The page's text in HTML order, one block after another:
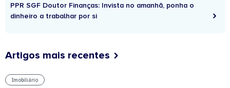
PPR SGF Doutor Finanças: Invista no amanhã, ponha o
dinheiro a trabalhar por si
Artigos mais recentes
Imobiliário